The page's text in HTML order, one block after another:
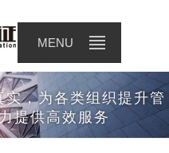
MENU
件
，为各类组织提升管
提供高效服务